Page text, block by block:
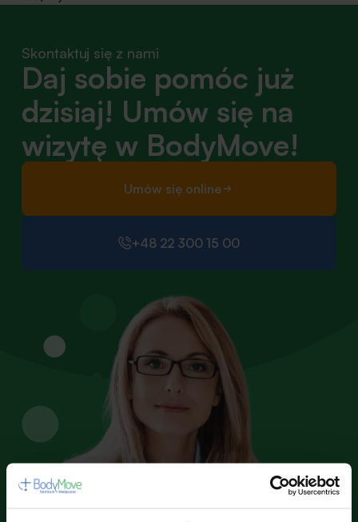
Skontaktuj się z nami
Daj sobie pomóc już
dzisiaj! Umów się na
wizytę w BodyMove!
Umów się online
+48 22 300 15 00